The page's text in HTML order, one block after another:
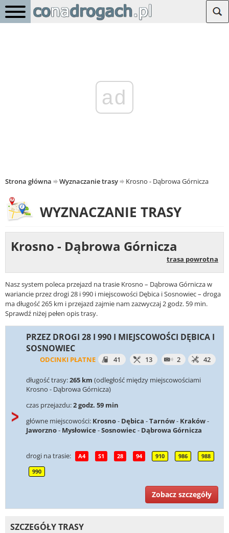
ad
Strona główna Wyznaczanie trasy Krosno - Dąbrowa Górnicza
WYZNACZANIE TRASY
Krosno - Dąbrowa Górnicza
trasa powrotna
Nasz system poleca przejazd na trasie Krosno – Dąbrowa Górnicza w
wariancie przez drogi 28 i 990 i miejscowości Dębica i Sosnowiec – droga
ma długość 265 km i przejazd zajmie nam zazwyczaj 2 godz. 59 min.
Sprawdź niżej pełen opis trasy.
PRZEZ DROGI 28 I 990 I MIEJSCOWOŚCI DĘBICA I
SOSNOWIEC
ODCINKI PŁATNE 41 13 2 42
długość trasy:265 km (odległość między miejscowościami
Krosno - Dąbrowa Górnicza)
czas przejazdu:2 godz. 59 min
główne miejscowości: Krosno- Dębica -Tarnów- Kraków-
Jaworzno- Mysłowice -Sosnowiec - Dąbrowa Górnicza
drogi na trasie: A4 S1 28 94 910 986 988
990
Zobacz szczegóły
SZCZEGÓŁY TRASY